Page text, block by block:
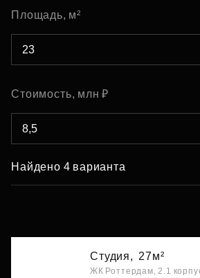
Площадь, м²
Стоимость, млн ₽
Найдено 4 варианта
Студия, 27м²
ЖК Роттердам, 2.1